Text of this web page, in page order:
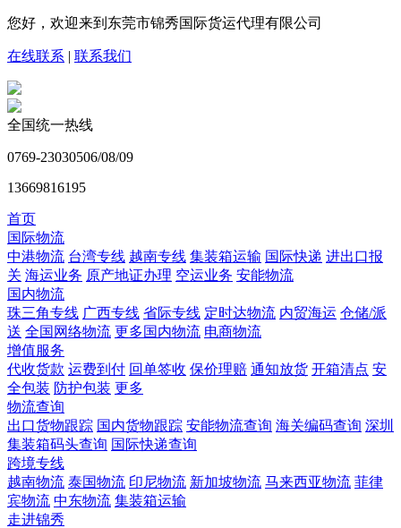
您好，欢迎来到东莞市锦秀国际货运代理有限公司
在线联系 | 联系我们
全国统一热线
0769-23030506/08/09
13669816195
首页
国际物流
中港物流 台湾专线 越南专线 集装箱运输 国际快递 进出口报
关 海运业务 原产地证办理 空运业务 安能物流
国内物流
珠三角专线 广西专线 省际专线 定时达物流 内贸海运 仓储/派
送 全国网络物流 更多国内物流 电商物流
增值服务
代收货款 运费到付 回单签收 保价理赔 通知放货 开箱清点 安
全包装 防护包装 更多
物流查询
出口货物跟踪 国内货物跟踪 安能物流查询 海关编码查询 深圳
集装箱码头查询 国际快递查询
跨境专线
越南物流 泰国物流 印尼物流 新加坡物流 马来西亚物流 菲律
宾物流 中东物流 集装箱运输
走进锦秀